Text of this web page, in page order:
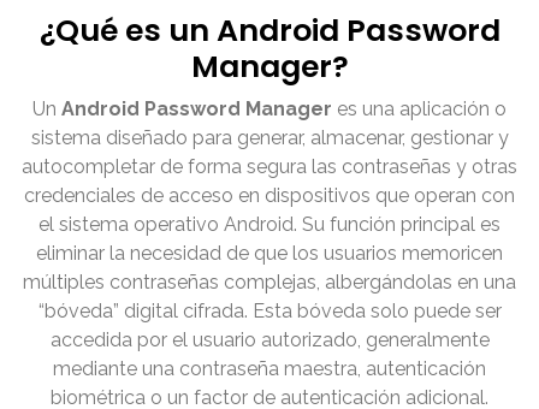
¿Qué es un Android Password
Manager?
Un Android Password Manager es una aplicación o
sistema diseñado para generar, almacenar, gestionar y
autocompletar de forma segura las contraseñas y otras
credenciales de acceso en dispositivos que operan con
el sistema operativo Android. Su función principal es
eliminar la necesidad de que los usuarios memoricen
múltiples contraseñas complejas, albergándolas en una
“bóveda” digital cifrada. Esta bóveda solo puede ser
accedida por el usuario autorizado, generalmente
mediante una contraseña maestra, autenticación
biométrica o un factor de autenticación adicional.